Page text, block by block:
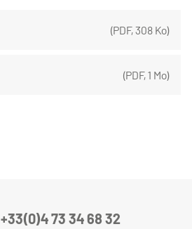
(PDF,308 Ko)
(PDF,1 Mo)
+33(0)4 73 34 68 32